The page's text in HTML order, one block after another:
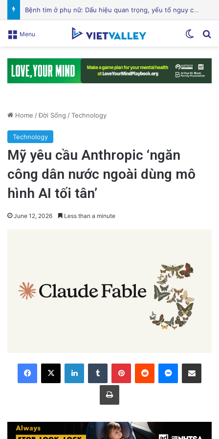
Hành Trình Trở Về: Thi Thể ‘Giày Xanh’ Sau 30 Năm Trên Đỉnh Everest
Menu
Home /Đời Sống /Technology
Technology
Mỹ yêu cầu Anthropic ‘ngăn
công dân nước ngoài dùng mô
hình AI tối tân’
June 12, 2026 Less than a minute
LinkedInTumblr PinterestReddit Messenger
Share via Email
Print